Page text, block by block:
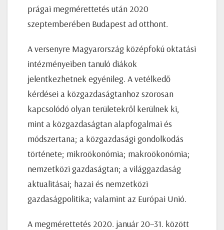
prágai megmérettetés után 2020
szeptemberében Budapest ad otthont.
A versenyre Magyarország középfokú oktatási
intézményeiben tanuló diákok
jelentkezhetnek egyénileg. A vetélkedő
kérdései a közgazdaságtanhoz szorosan
kapcsolódó olyan területekről kerülnek ki,
mint a közgazdaságtan alapfogalmai és
módszertana; a közgazdasági gondolkodás
története; mikroökonómia; makroökonómia;
nemzetközi gazdaságtan; a világgazdaság
aktualitásai; hazai és nemzetközi
gazdaságpolitika; valamint az Európai Unió.
A megmérettetés 2020. január 20–31. között